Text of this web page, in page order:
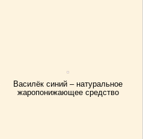
Василёк синий – натуральное
жаропонижающее средство